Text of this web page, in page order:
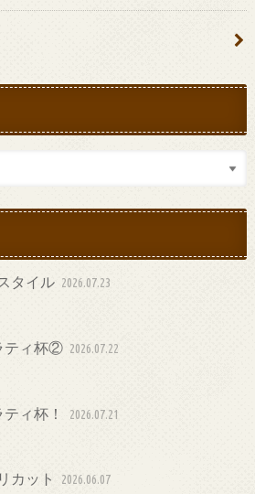
タイル 2026.07.23
ティ杯② 2026.07.22
ィ杯！ 2026.07.21
カット 2026.06.07